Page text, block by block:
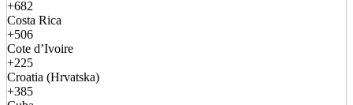
+682
Costa Rica
+506
Cote d’Ivoire
+225
Croatia (Hrvatska)
+385